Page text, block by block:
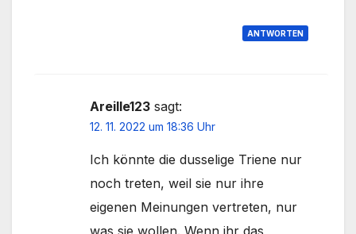
ANTWORTEN
Areille123 sagt:
12. 11. 2022 um 18:36 Uhr
Ich könnte die dusselige Triene nur
noch treten, weil sie nur ihre
eigenen Meinungen vertreten, nur
was sie wollen. Wenn ihr das